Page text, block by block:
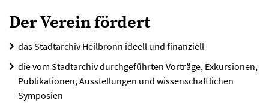
Der Verein fördert
das Stadtarchiv Heilbronn ideell und finanziell
die vom Stadtarchiv durchgeführten Vorträge, Exkursionen,
Publikationen, Ausstellungen und wissenschaftlichen
Symposien